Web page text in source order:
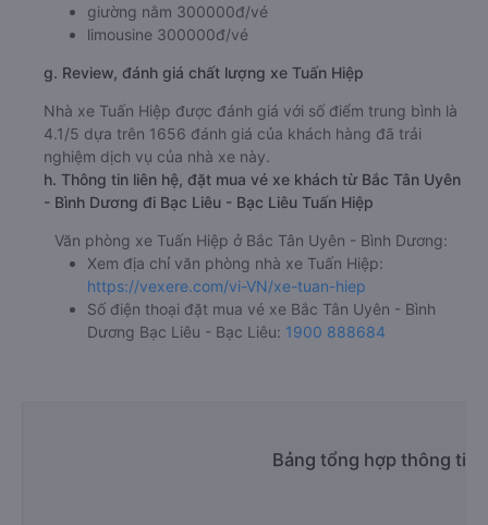
giường nằm 300000đ/vé
limousine 300000đ/vé
g. Review, đánh giá chất lượng xe Tuấn Hiệp
Nhà xe Tuấn Hiệp được đánh giá với số điểm trung bình là
4.1/5 dựa trên 1656 đánh giá của khách hàng đã trải
nghiệm dịch vụ của nhà xe này.
h. Thông tin liên hệ, đặt mua vé xe khách từ Bắc Tân Uyên
- Bình Dương đi Bạc Liêu - Bạc Liêu Tuấn Hiệp
Văn phòng xe Tuấn Hiệp ở Bắc Tân Uyên - Bình Dương:
Xem địa chỉ văn phòng nhà xe Tuấn Hiệp:
https://vexere.com/vi-VN/xe-tuan-hiep
Số điện thoại đặt mua vé xe Bắc Tân Uyên - Bình
Dương Bạc Liêu - Bạc Liêu: 1900 888684
Bảng tổng hợp thông tin